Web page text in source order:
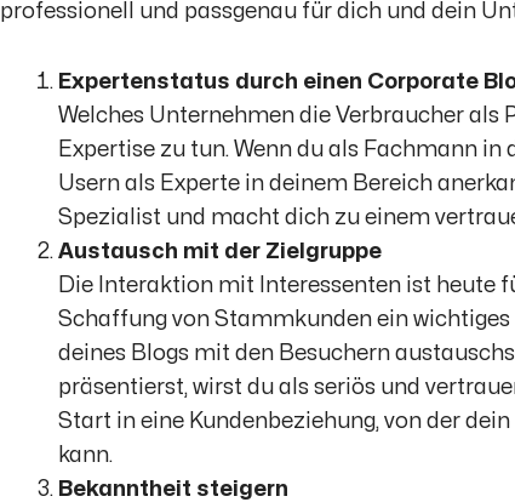
professionell und passgenau für dich und dein
Expertenstatus durch einen Corporate
Welches Unternehmen die Verbraucher als
Expertise zu tun. Wenn du als Fachmann
Usern als Experte in deinem Bereich
Spezialist und macht dich zu einem
Austausch mit der Zielgruppe
Die Interaktion mit Interessenten ist heute
Schaffung von Stammkunden ein
deines Blogs mit den Besuchern
präsentierst, wirst du als seriös und
Start in eine Kundenbeziehung, von der
kann.
Bekanntheit steigern